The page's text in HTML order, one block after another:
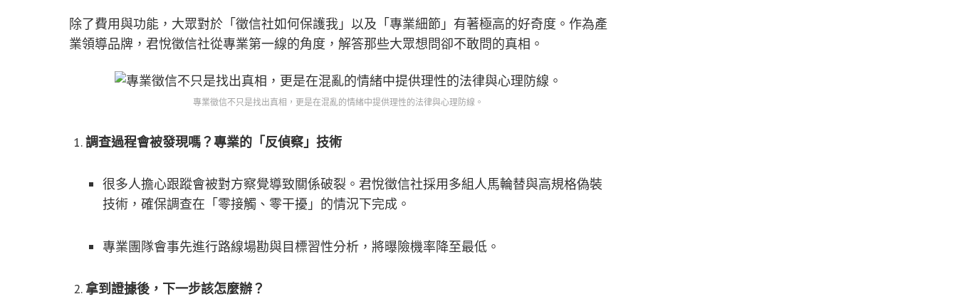
除了費用與功能，大眾對於「徵信社如何保護我」以及「專業細節」有著極高的好奇度。作為產
業領導品牌，君悅徵信社從專業第一線的角度，解答那些大眾想問卻不敢問的真相。
專業徵信不只是找出真相，更是在混亂的情緒中提供理性的法律與心理防線。
調查過程會被發現嗎？專業的「反偵察」技術
很多人擔心跟蹤會被對方察覺導致關係破裂。君悅徵信社採用多組人馬輪替與高規格偽裝
技術，確保調查在「零接觸、零干擾」的情況下完成。
專業團隊會事先進行路線場勘與目標習性分析，將曝險機率降至最低。
拿到證據後，下一步該怎麼辦？